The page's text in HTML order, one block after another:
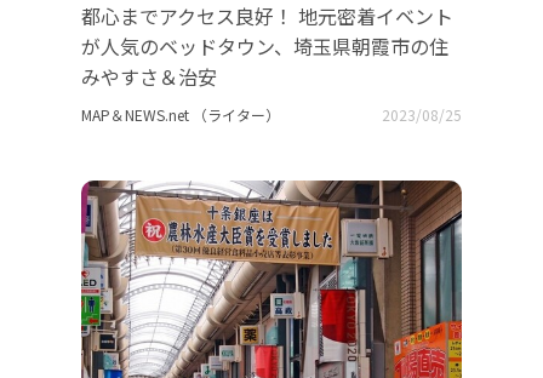
都心までアクセス良好！ 地元密着イベント
が人気のベッドタウン、埼玉県朝霞市の住
みやすさ＆治安
MAP＆NEWS.net （ライター） 2023/08/25